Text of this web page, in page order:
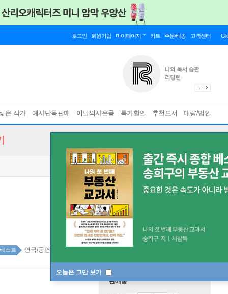
로그인 회원가입 마이페이지 카트 주문/배송 고객센터
은 작가 예사단독판매 이달의사은품 특가할인 추천도서 대량/법인
오늘은 그만 보기
베스트 연극/공연 top100 17주
판매중